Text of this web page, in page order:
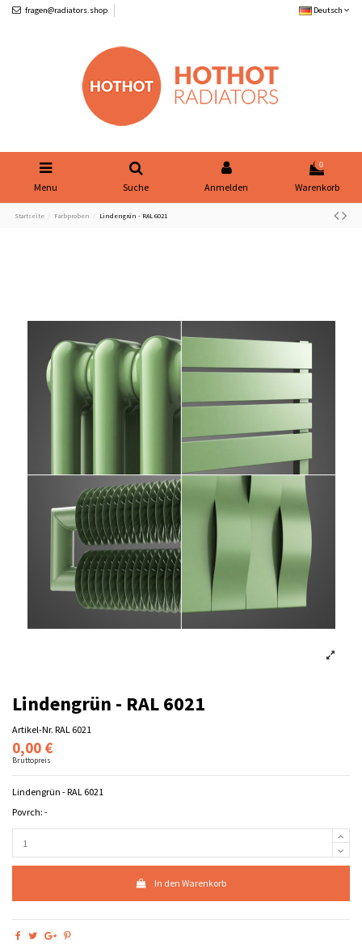
fragen@radiators.shop Deutsch
Menu Suche Anmelden
0
Warenkorb
Startseite Farbproben Lindengrün - RAL 6021
Lindengrün - RAL 6021
Artikel-Nr. RAL 6021
0,00 €
Bruttopreis
Lindengrün - RAL 6021
Povrch: -
In den Warenkorb